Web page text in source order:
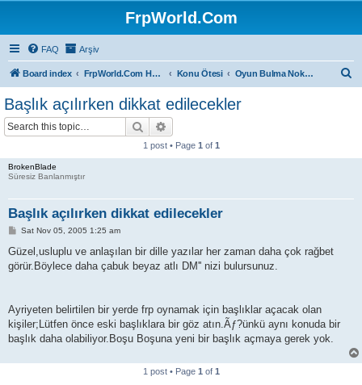
FrpWorld.Com
FAQ Arşiv
Board index FrpWorld.Com Hakkında Konu Ötesi Oyun Bulma Noktası
Başlık açılırken dikkat edilecekler
Search
1 post • Page 1 of 1
BrokenBlade
Süresiz Banlanmıştır
Başlık açılırken dikkat edilecekler
P
s
Sat Nov 05, 2005 1:25 am
Güzel,usluplu ve anlaşılan bir dille yazılar her zaman daha çok rağbet
görür.Böylece daha çabuk beyaz atlı DM'' nizi bulursunuz.
Ayriyeten belirtilen bir yerde frp oynamak için başlıklar açacak olan
kişiler;Lütfen önce eski başlıklara bir göz atın.Ãƒ?ünkü aynı konuda bir
başlık daha olabiliyor.Boşu Boşuna yeni bir başlık açmaya gerek yok.
1 post • Page 1 of 1